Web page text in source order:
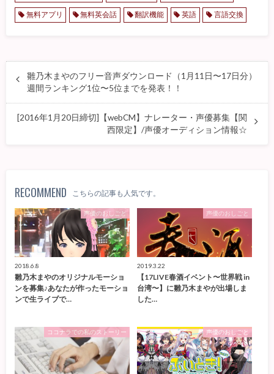
無料アプリ 無料英会話 翻訳機能 英語 言語交換
雛乃木まやのフリー音声ダウンロード（1月11日〜17日分）
週間ランキング1位〜5位までを発表！！
[2016年1月20日締切]【webCM】ナレーター・声優募集【関
西限定】/声優オーディション情報☆
RECOMMEND こちらの記事も人気です。
声優のおしごと
2018.6.8
雛乃木まやのオリジナルモーショ
ンを募集♪あなたが作ったモーショ
ンで生ライブで…
声優のおしごと
2019.3.22
【17LIVE春酒イベント〜世界戦 in
台湾〜】に雛乃木まやが出場しま
した…
ココナラでの私のストーリー 声優のおしごと